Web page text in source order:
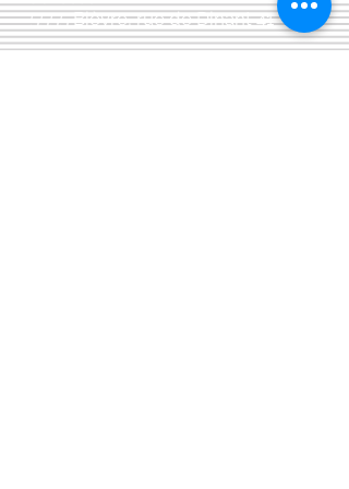
5555 Bièvre, rue de Dinant 41